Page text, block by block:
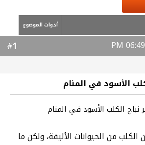
أدوات الموضوع
1
الأسود في المنام
نباح الكلب الأسود في المنام
من الحيوانات الأليفة، ولكن ما